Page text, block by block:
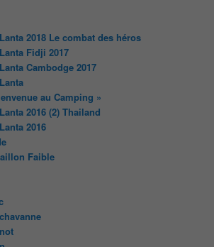
2018 Le combat des héros
Fidji 2017
Cambodge 2017
au Camping »
2016 (2) Thailand
2016
Faible